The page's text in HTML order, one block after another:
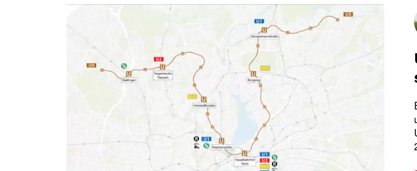
Ersatzverkehr
Großveranstaltungen
Harburg Historisches
Hochbahn-Wache
Hybridbusse
Komplementäre Mobilität